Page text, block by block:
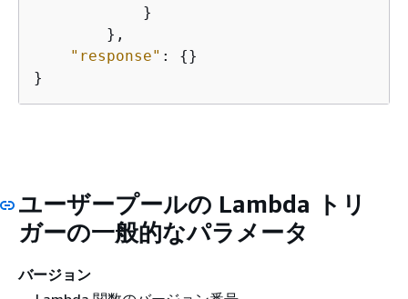
            }
        },
"response" : {}
}
ユーザープールの Lambda トリ
ガーの一般的なパラメータ
バージョン